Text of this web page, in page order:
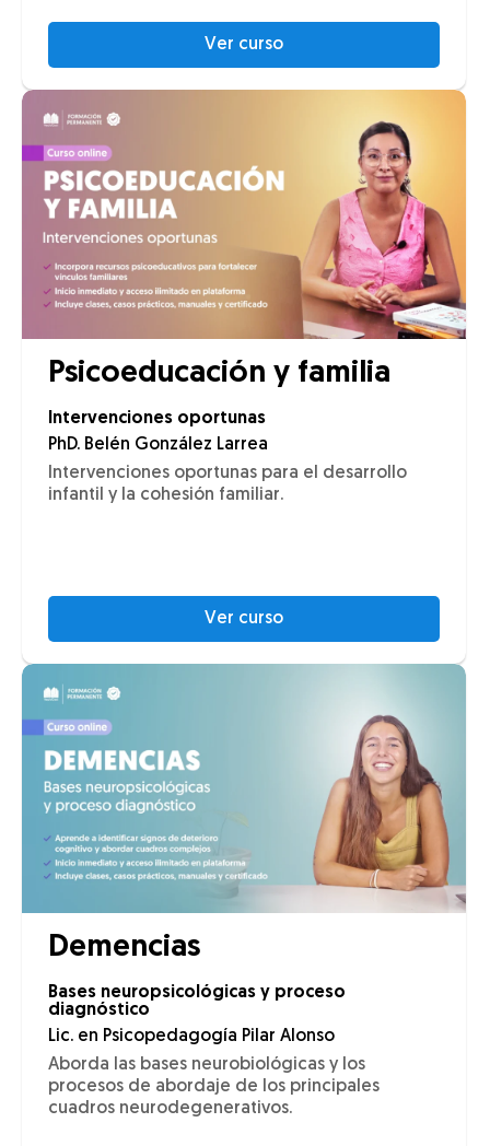
Ver curso
Psicoeducación y familia
Intervenciones oportunas
PhD. Belén González Larrea
Intervenciones oportunas para el desarrollo
infantil y la cohesión familiar.
Ver curso
Demencias
Bases neuropsicológicas y proceso
diagnóstico
Lic. en Psicopedagogía Pilar Alonso
Aborda las bases neurobiológicas y los
procesos de abordaje de los principales
cuadros neurodegenerativos.